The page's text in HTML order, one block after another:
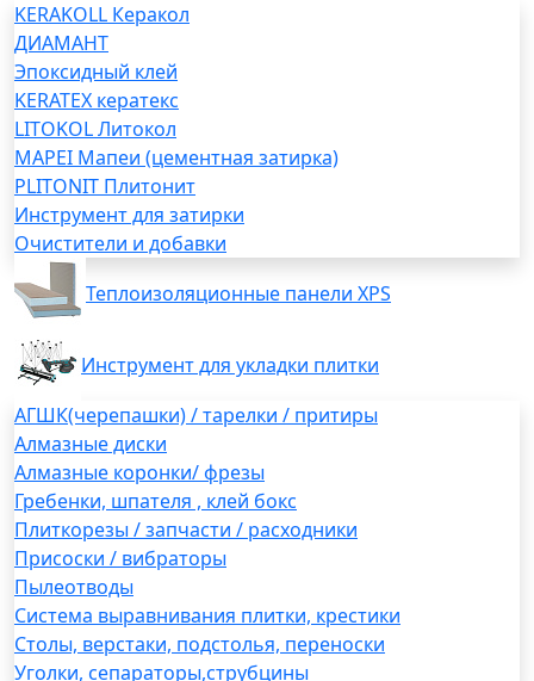
KERAKOLL Керакол
ДИАМАНТ
Эпоксидный клей
KERATEX кератекс
LITOKOL Литокол
MAPEI Мапеи (цементная затирка)
PLITONIT Плитонит
Инструмент для затирки
Очистители и добавки
Теплоизоляционные панели XPS
Инструмент для укладки плитки
АГШК(черепашки) / тарелки / притиры
Алмазные диски
Алмазные коронки/ фрезы
Гребенки, шпателя , клей бокс
Плиткорезы / запчасти / расходники
Присоски / вибраторы
Пылеотводы
Система выравнивания плитки, крестики
Столы, верстаки, подстолья, переноски
Уголки, сепараторы,струбцины